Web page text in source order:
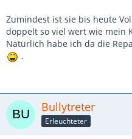
Zumindest ist sie bis heute
doppelt so viel wert wie mein
Natürlich habe ich da die
.
Bullytreter
Erleuchteter